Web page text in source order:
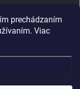
prechádzaním
Viac
Upraviť nastavenie